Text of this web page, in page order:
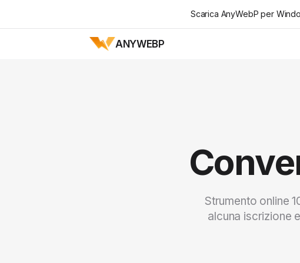
Scarica AnyWebP per
ANYWEBP
Strumento online
alcuna iscrizione